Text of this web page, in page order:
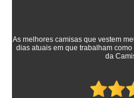
As melhores camisas que vestem
dias atuais em que trabalham
da